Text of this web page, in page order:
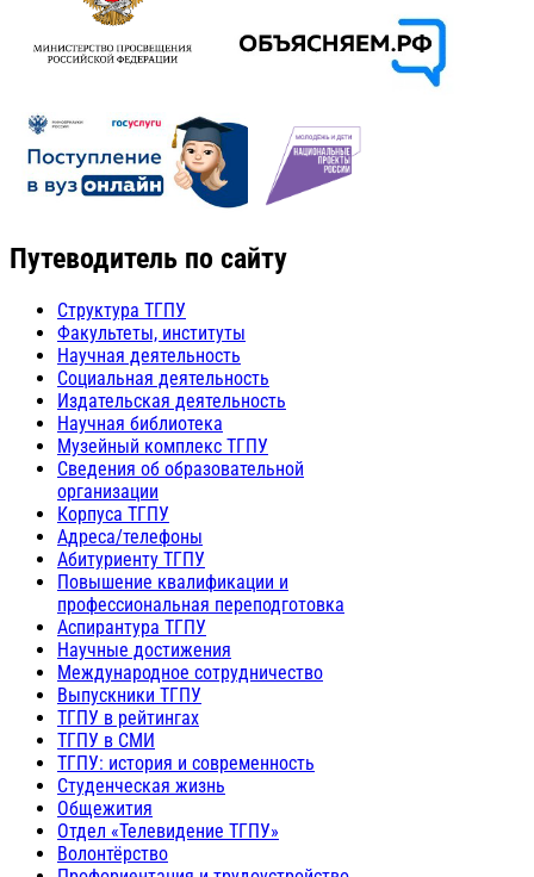
Путеводитель по сайту
Структура ТГПУ
Факультеты, институты
Научная деятельность
Социальная деятельность
Издательская деятельность
Научная библиотека
Музейный комплекс ТГПУ
Сведения об образовательной
организации
Корпуса ТГПУ
Адреса/телефоны
Абитуриенту ТГПУ
Повышение квалификации и
профессиональная переподготовка
Аспирантура ТГПУ
Научные достижения
Международное сотрудничество
Выпускники ТГПУ
ТГПУ в рейтингах
ТГПУ в СМИ
ТГПУ: история и современность
Студенческая жизнь
Общежития
Отдел «Телевидение ТГПУ»
Волонтёрство